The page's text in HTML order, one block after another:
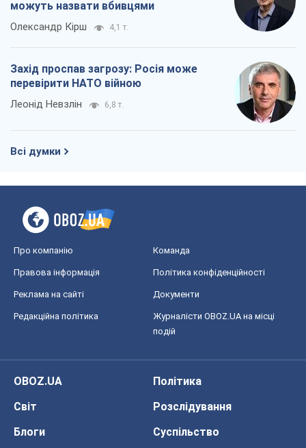
можуть назвати вбивцями
Олександр Кірш 4,1 т.
Захід проспав загрозу: Росія може
перевірити НАТО війною
Леонід Невзлін 6,8 т.
Всі думки
Про компанію Команда
Правова інформація Політика конфіденційності
Реклама на сайті Документи
Редакційна політика
Журналісти OBOZ.UA на місці
подій
OBOZ.UA
Політика
Світ
Розслідування
Блоги
Суспільство